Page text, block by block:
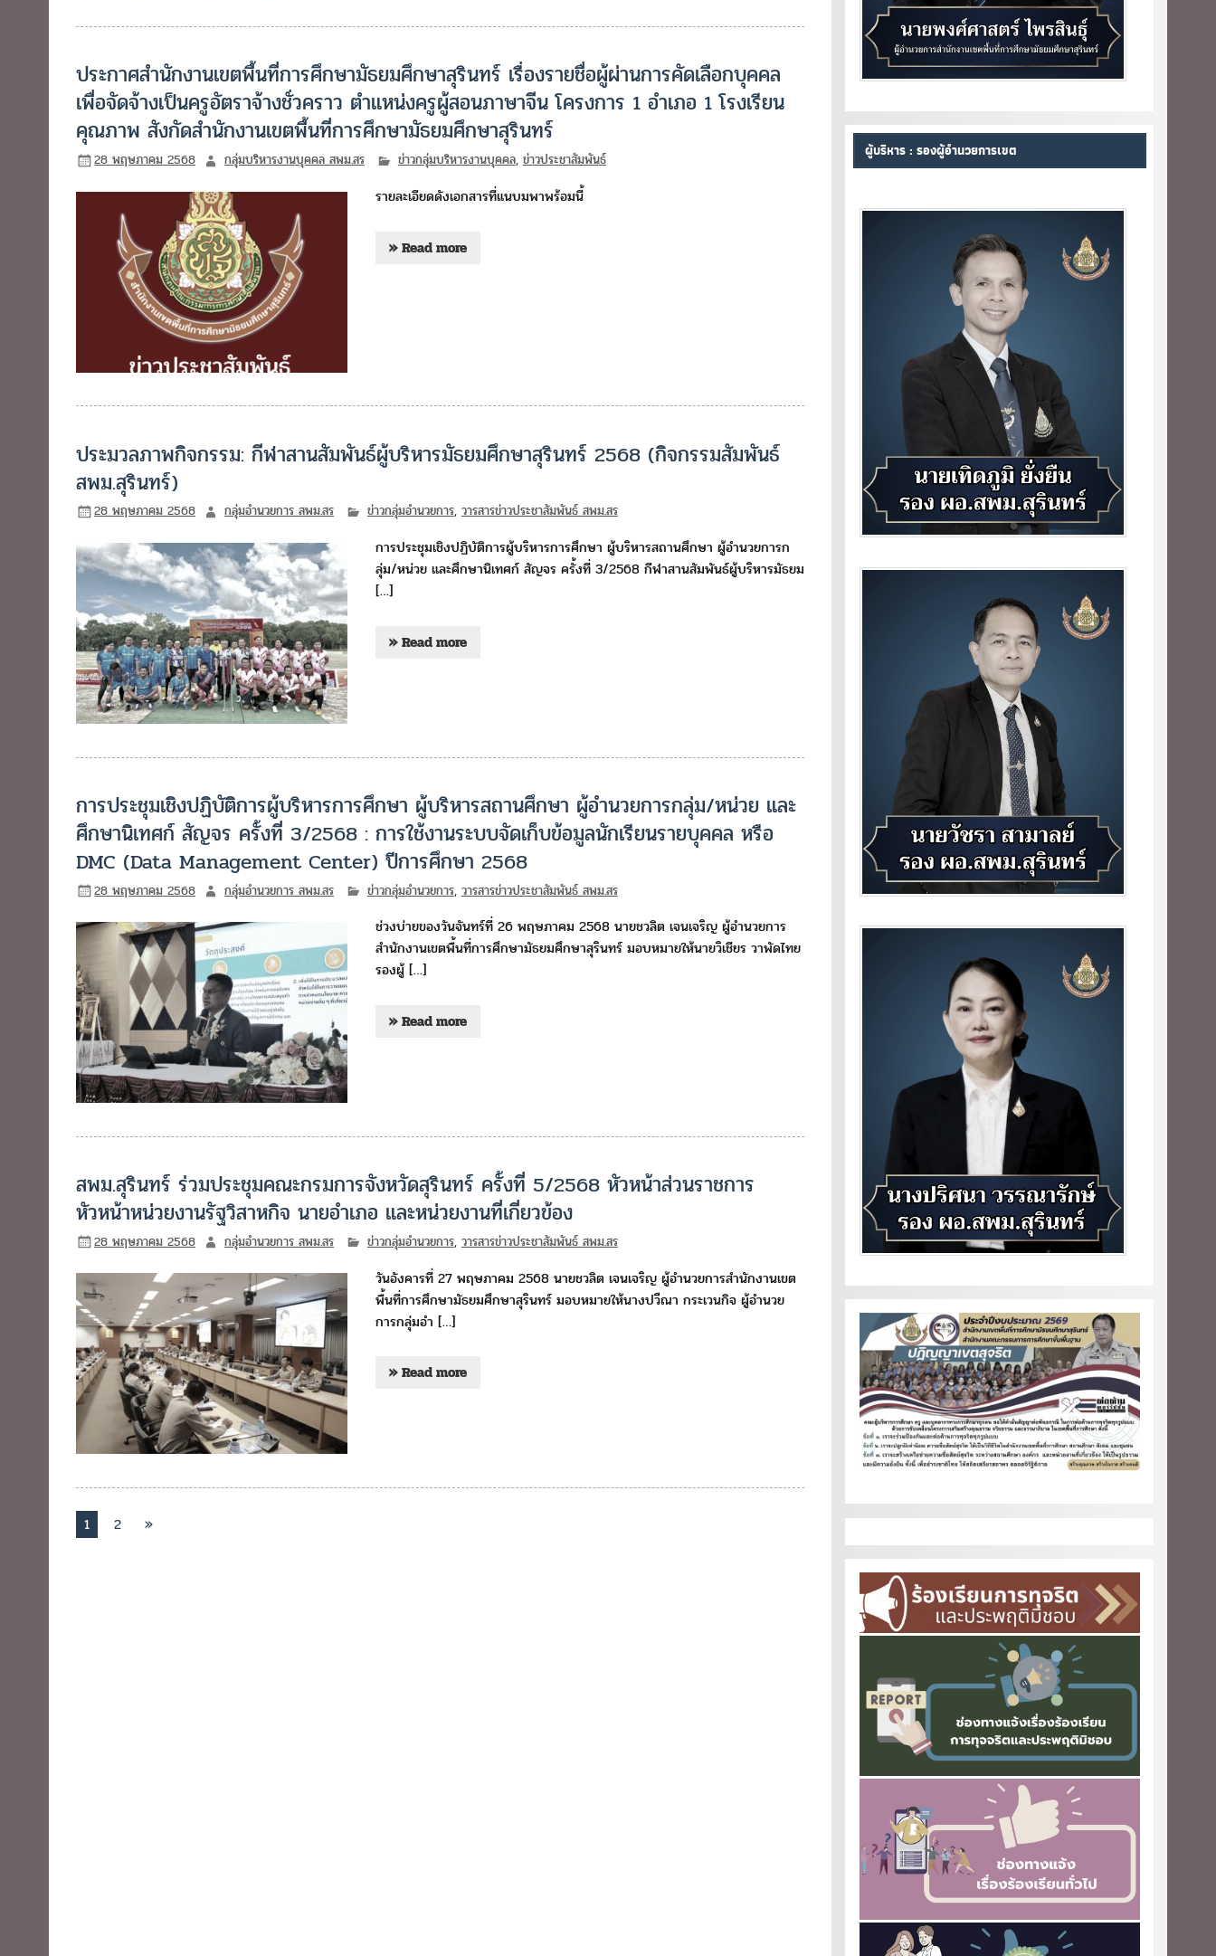
ประกาศสำนักงานเขตพื้นที่การศึกษามัธยมศึกษาสุรินทร์ เรื่องรายชื่อผู้ผ่านการคัดเลือกบุคคล
เพื่อจัดจ้างเป็นครูอัตราจ้างชั่วคราว ตำแหน่งครูผู้สอนภาษาจีน โครงการ 1 อำเภอ 1 โรงเรียน
คุณภาพ สังกัดสำนักงานเขตพื้นที่การศึกษามัธยมศึกษาสุรินทร์
28 พฤษภาคม 2568 กลุ่มบริหารงานบุคคล สพม.สร ข่าวกลุ่มบริหารงานบุคคล,ข่าวประชาสัมพันธ์
รายละเอียดดังเอกสารที่แนบมพาพร้อมนี้
» Read more
ประมวลภาพกิจกรรม: กีฬาสานสัมพันธ์ผู้บริหารมัธยมศึกษาสุรินทร์ 2568 (กิจกรรมสัมพันธ์
สพม.สุรินทร์)
28 พฤษภาคม 2568 กลุ่มอำนวยการ สพม.สร ข่าวกลุ่มอำนวยการ,วารสารข่าวประชาสัมพันธ์ สพม.สร
การประชุมเชิงปฏิบัติการผู้บริหารการศึกษา ผู้บริหารสถานศึกษา ผู้อำนวยการก
ลุ่ม/หน่วย และศึกษานิเทศก์ สัญจร ครั้งที่ 3/2568 กีฬาสานสัมพันธ์ผู้บริหารมัธยม
[…]
» Read more
การประชุมเชิงปฏิบัติการผู้บริหารการศึกษา ผู้บริหารสถานศึกษา ผู้อำนวยการกลุ่ม/หน่วย และ
ศึกษานิเทศก์ สัญจร ครั้งที่ 3/2568 : การใช้งานระบบจัดเก็บข้อมูลนักเรียนรายบุคคล หรือ
DMC (Data Management Center) ปีการศึกษา 2568
28 พฤษภาคม 2568 กลุ่มอำนวยการ สพม.สร ข่าวกลุ่มอำนวยการ, วารสารข่าวประชาสัมพันธ์ สพม.สร
ช่วงบ่ายของวันจันทร์ที่ 26 พฤษภาคม 2568 นายชวลิต เจนเจริญ ผู้อำนวยการ
สำนักงานเขตพื้นที่การศึกษามัธยมศึกษาสุรินทร์ มอบหมายให้นายวิเชียร วาพัดไทย
รองผู้ […]
» Read more
สพม.สุรินทร์ ร่วมประชุมคณะกรมการจังหวัดสุรินทร์ ครั้งที่ 5/2568 หัวหน้าส่วนราชการ
หัวหน้าหน่วยงานรัฐวิสาหกิจ นายอำเภอ และหน่วยงานที่เกี่ยวข้อง
28 พฤษภาคม 2568 กลุ่มอำนวยการ สพม.สร ข่าวกลุ่มอำนวยการ, วารสารข่าวประชาสัมพันธ์ สพม.สร
วันอังคารที่ 27 พฤษภาคม 2568 นายชวลิต เจนเจริญ ผู้อำนวยการสำนักงานเขต
พื้นที่การศึกษามัธยมศึกษาสุรินทร์ มอบหมายให้นางปวีณา กระเวนกิจ ผู้อำนวย
การกลุ่มอำ […]
» Read more
1 2 »
ผู้บริหาร : รองผู้อำนวยการเขต